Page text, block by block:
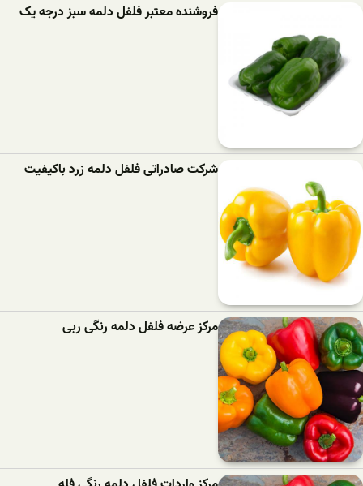
فروشنده معتبر فلفل دلمه سبز درجه یک
شرکت صادراتی فلفل دلمه زرد باکیفیت
مرکز عرضه فلفل دلمه رنگی ربی